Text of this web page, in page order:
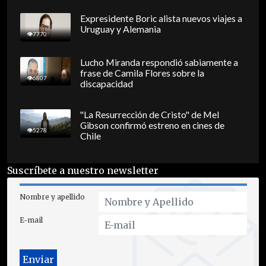
7770
Expresidente Boric alista nuevos viajes a
Uruguay y Alemania
6807
Lucho Miranda respondió sabiamente a
frase de Camila Flores sobre la
discapacidad
5278
"La Resurrección de Cristo" de Mel
Gibson confirmó estreno en cines de
Chile
Suscríbete a nuestro newsletter
Nombre y apellido
E-mail